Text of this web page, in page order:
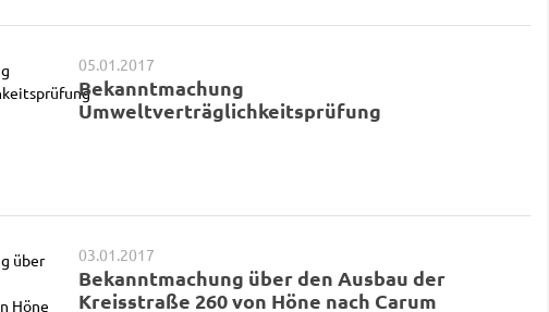
05.01.2017
Bekanntmachung
Umweltverträglichkeitsprüfung
03.01.2017
Bekanntmachung über den Ausbau der
Kreisstraße 260 von Höne nach Carum